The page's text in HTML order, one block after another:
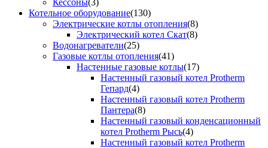
Кессоны(3)
Котельное оборудование(130)
Электрические котлы отопления(8)
Электрический котел Скат(8)
Водонагреватели(25)
Газовые котлы отопления(41)
Настенные газовые котлы(17)
Настенный газовый котел Protherm
Гепард(4)
Настенный газовый котел Protherm
Пантера(8)
Настенный газовый конденсационный
котел Protherm Рысь(4)
Настенный газовый котел Protherm